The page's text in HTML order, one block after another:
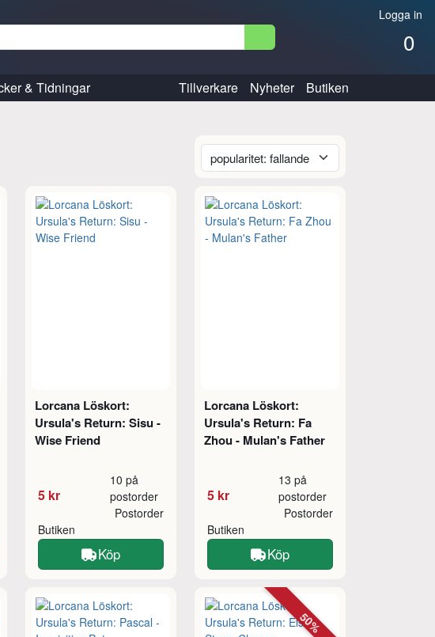
Logga in
0
& Tidningar Tillverkare Nyheter Butiken
Lorcana Löskort:
Ursula's Return: Sisu -
Wise Friend
5 kr
10 på
postorder
Butiken
Postorder
Köp
Lorcana Löskort:
Ursula's Return: Fa
Zhou - Mulan's Father
5 kr
13 på
postorder
Butiken
Postorder
Köp
50%